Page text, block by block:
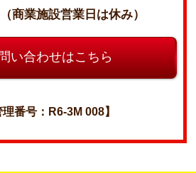
商業施設営業日は休み）
い合わせはこちら
理番号：R6-3M 008】